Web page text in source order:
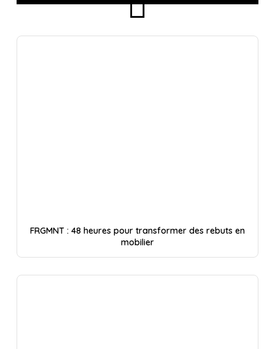
FRGMNT : 48 heures pour transformer des rebuts en
mobilier